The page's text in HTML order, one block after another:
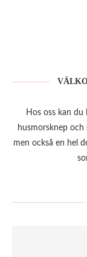
Hos oss kan du
husmorsknep
men också en hel